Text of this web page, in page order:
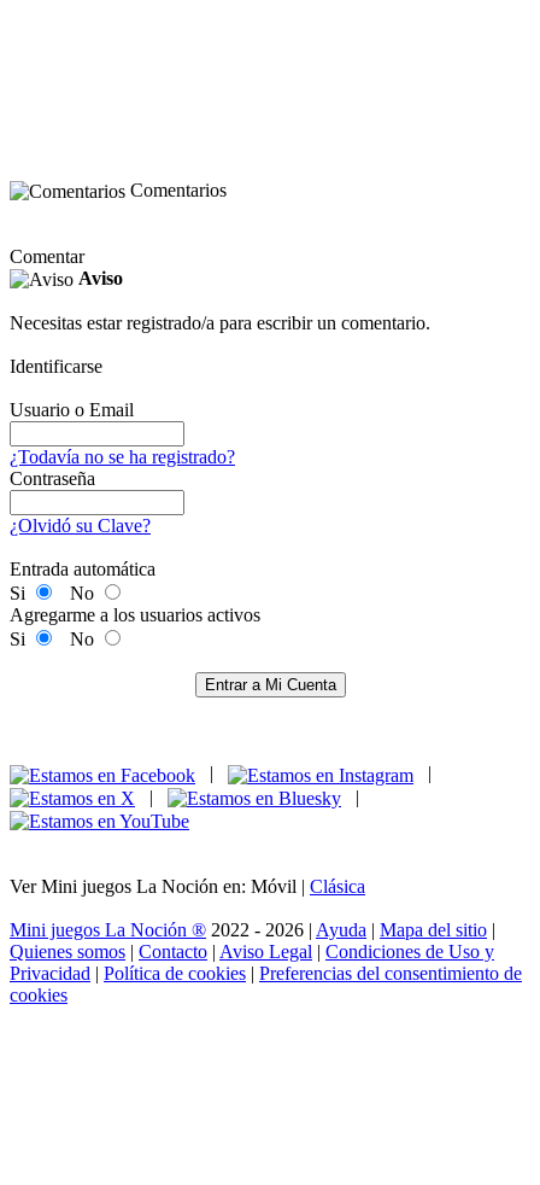
Comentarios
Comentar
Aviso
Necesitas estar registrado/a para escribir un comentario.
Identificarse
Usuario o Email
¿Todavía no se ha registrado?
Contraseña
¿Olvidó su Clave?
Entrada automática
Si
No
Agregarme a los usuarios activos
Si
No
Entrar a Mi Cuenta
|
|
|
|
Ver Mini juegos La Noción en: Móvil | Clásica
Mini juegos La Noción ® 2022 - 2026 | Ayuda | Mapa del sitio |
Quienes somos | Contacto | Aviso Legal | Condiciones de Uso y
Privacidad | Política de cookies | Preferencias del consentimiento de
cookies